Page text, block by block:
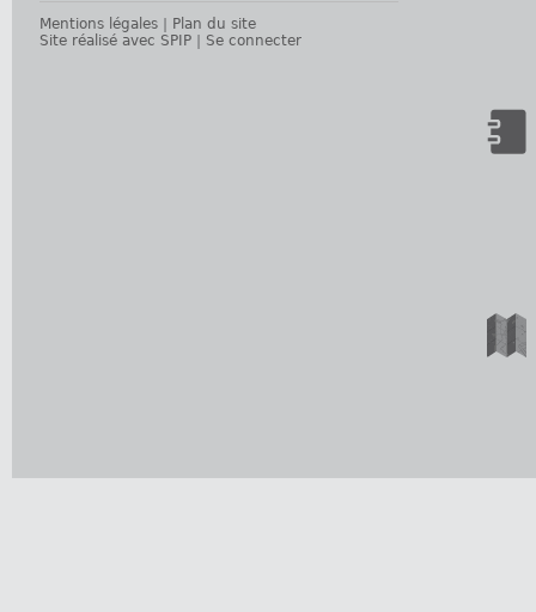
Mentions légales
Plan du site
Site réalisé avec SPIP
Se connecter